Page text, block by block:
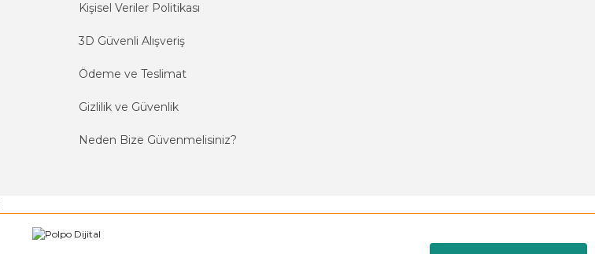
Kişisel Veriler Politikası
3D Güvenli Alışveriş
Ödeme ve Teslimat
Gizlilik ve Güvenlik
Neden Bize Güvenmelisiniz?